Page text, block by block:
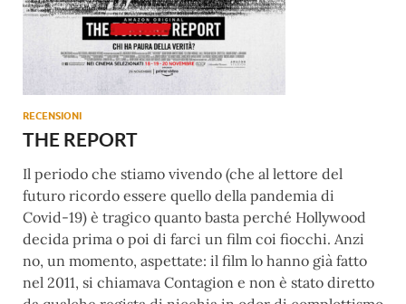
RECENSIONI
THE REPORT
Il periodo che stiamo vivendo (che al lettore del
futuro ricordo essere quello della pandemia di
Covid-19) è tragico quanto basta perché Hollywood
decida prima o poi di farci un film coi fiocchi. Anzi
no, un momento, aspettate: il film lo hanno già fatto
nel 2011, si chiamava Contagion e non è stato diretto